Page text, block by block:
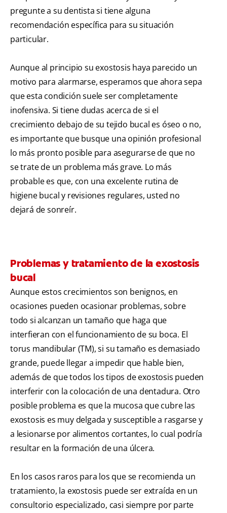
pregunte a su dentista si tiene alguna
recomendación específica para su situación
particular.
Aunque al principio su exostosis haya parecido un
motivo para alarmarse, esperamos que ahora sepa
que esta condición suele ser completamente
inofensiva. Si tiene dudas acerca de si el
crecimiento debajo de su tejido bucal es óseo o no,
es importante que busque una opinión profesional
lo más pronto posible para asegurarse de que no
se trate de un problema más grave. Lo más
probable es que, con una excelente rutina de
higiene bucal y revisiones regulares, usted no
dejará de sonreír.
Problemas y tratamiento de la exostosis
bucal
Aunque estos crecimientos son benignos, en
ocasiones pueden ocasionar problemas, sobre
todo si alcanzan un tamaño que haga que
interfieran con el funcionamiento de su boca. El
torus mandibular (TM), si su tamaño es demasiado
grande, puede llegar a impedir que hable bien,
además de que todos los tipos de exostosis pueden
interferir con la colocación de una dentadura. Otro
posible problema es que la mucosa que cubre las
exostosis es muy delgada y susceptible a rasgarse y
a lesionarse por alimentos cortantes, lo cual podría
resultar en la formación de una úlcera.
En los casos raros para los que se recomienda un
tratamiento, la exostosis puede ser extraída en un
consultorio especializado, casi siempre por parte